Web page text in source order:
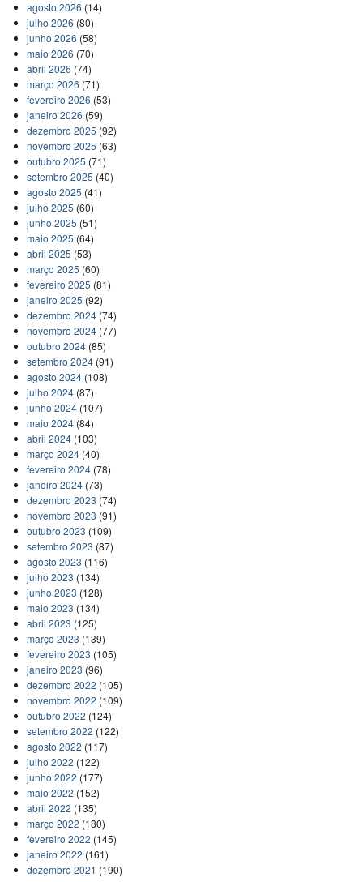
agosto 2026 (14)
julho 2026 (80)
junho 2026 (58)
maio 2026 (70)
abril 2026 (74)
março 2026 (71)
fevereiro 2026 (53)
janeiro 2026 (59)
dezembro 2025 (92)
novembro 2025 (63)
outubro 2025 (71)
setembro 2025 (40)
agosto 2025 (41)
julho 2025 (60)
junho 2025 (51)
maio 2025 (64)
abril 2025 (53)
março 2025 (60)
fevereiro 2025 (81)
janeiro 2025 (92)
dezembro 2024(74)
novembro 2024(77)
outubro 2024(85)
setembro 2024(91)
agosto 2024(108)
julho 2024(87)
junho 2024(107)
maio 2024(84)
abril 2024(103)
março 2024(40)
fevereiro 2024(78)
janeiro 2024(73)
dezembro 2023 (74)
novembro 2023 (91)
outubro 2023 (109)
setembro 2023 (87)
agosto 2023 (116)
julho 2023 (134)
junho 2023 (128)
maio 2023 (134)
abril 2023 (125)
março 2023 (139)
fevereiro 2023 (105)
janeiro 2023 (96)
dezembro 2022 (105)
novembro 2022 (109)
outubro 2022 (124)
setembro 2022 (122)
agosto 2022 (117)
julho 2022 (122)
junho 2022 (177)
maio 2022 (152)
abril 2022 (135)
março 2022 (180)
fevereiro 2022 (145)
janeiro 2022 (161)
dezembro 2021 (190)